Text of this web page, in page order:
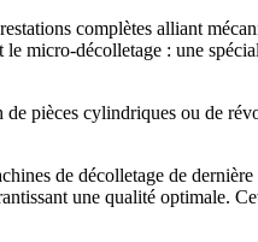
complètes alliant
micro-décolletage : une
pièces cylindriques ou de
de décolletage de
une qualité optimale.